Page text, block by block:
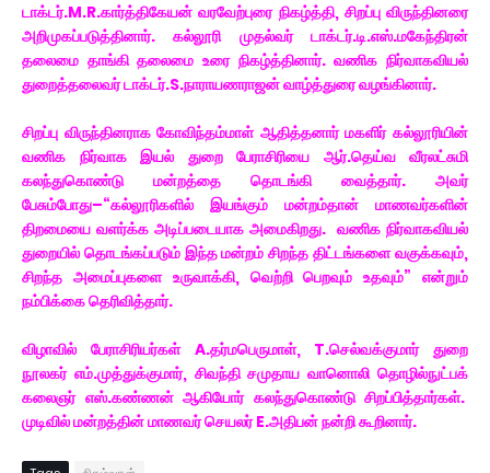
டாக்டர்.M.R.கார்த்திகேயன் வரவேற்புரை நிகழ்த்தி, சிறப்பு விருந்தினரை
அறிமுகப்படுத்தினார். கல்லூரி முதல்வர் டாக்டர்.டி.எஸ்.மகேந்திரன்
தலைமை தாங்கி தலைமை உரை நிகழ்த்தினார். வணிக நிர்வாகவியல்
துறைத்தலைவர் டாக்டர்.S.நாராயணராஜன் வாழ்த்துரை வழங்கினார்.
சிறப்பு விருந்தினராக கோவிந்தம்மாள் ஆதித்தனார் மகளிர் கல்லூரியின்
வணிக நிர்வாக இயல் துறை பேராசிரியை ஆர்.தெய்வ வீரலட்சுமி
கலந்துகொண்டு மன்றத்தை தொடங்கி வைத்தார். அவர்
பேசும்போது–“கல்லூரிகளில் இயங்கும் மன்றம்தான் மாணவர்களின்
திறமையை வளர்க்க அடிப்படையாக அமைகிறது. வணிக நிர்வாகவியல்
துறையில் தொடங்கப்படும் இந்த மன்றம் சிறந்த திட்டங்களை வகுக்கவும்,
சிறந்த அமைப்புகளை உருவாக்கி, வெற்றி பெறவும் உதவும்” என்றும்
நம்பிக்கை தெரிவித்தார்.
விழாவில் பேராசிரியர்கள் A.தர்மபெருமாள், T.செல்வக்குமார் துறை
நூலகர் எம்.முத்துக்குமார், சிவந்தி சமுதாய வானொலி தொழில்நுட்பக்
கலைஞர் எஸ்.கண்ணன் ஆகியோர் கலந்துகொண்டு சிறப்பித்தார்கள்.
முடிவில் மன்றத்தின் மாணவர் செயலர் E.அதிபன் நன்றி கூறினார்.